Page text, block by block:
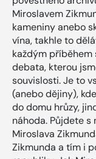
Miroslavem
kameniny anebo
vína, takhle to
každým příběhem
debata, kterou
souvislosti. Je to
(anebo dějiny),
do domu hrůzy,
náhoda. Půjdete
Miroslava
Zikmunda a tím i